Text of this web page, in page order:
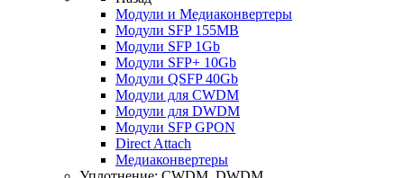
Модули и Медиаконвертеры
Модули SFP 155MB
Модули SFP 1Gb
Модули SFP+ 10Gb
Модули QSFP 40Gb
Модули для CWDM
Модули для DWDM
Модули SFP GPON
Direct Attach
Медиаконвертеры